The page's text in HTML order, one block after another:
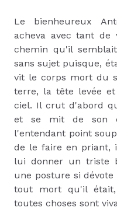
Le bienheureux
acheva avec tant
chemin qu'il
sans sujet puisque,
vit le corps mort du
terre, la tête levée
ciel. Il crut d'abord
et se mit de son
l'entendant point
de le faire en priant,
lui donner un triste
une posture si
tout mort qu'il
toutes choses sont